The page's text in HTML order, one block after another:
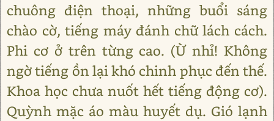
chuông điện thoại, những buổi sáng
chào cờ, tiếng máy đánh chữ lách cách.
Phi cơ ở trên từng cao. (Ừ nhỉ! Không
ngờ tiếng ồn lại khó chinh phục đến thế.
Khoa học chưa nuốt hết tiếng động cơ).
Quỳnh mặc áo màu huyết dụ. Gió lạnh